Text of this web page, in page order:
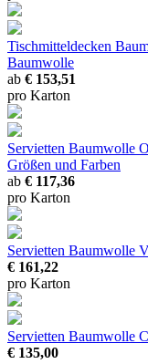
Tischmitteldecken
Baumwolle
ab € 153,51
pro Karton
Servietten Baumwolle
Größen und Farben
ab € 117,36
pro Karton
Servietten Baumwolle
€ 161,22
pro Karton
Servietten Baumwolle
€ 135,00